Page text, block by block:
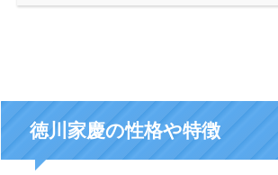
徳川家慶の性格や特徴